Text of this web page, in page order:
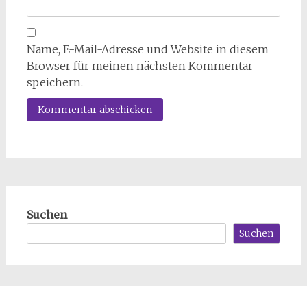
Name, E-Mail-Adresse und Website in diesem
Browser für meinen nächsten Kommentar
speichern.
Suchen
Suchen